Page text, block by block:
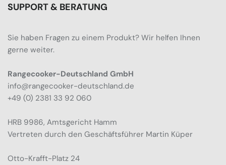
SUPPORT & BERATUNG
Sie haben Fragen zu einem Produkt? Wir helfen Ihnen
gerne weiter.
Rangecooker-Deutschland GmbH
info@rangecooker-deutschland.de
+49 (0) 2381 33 92 060
HRB 9986, Amtsgericht Hamm
Vertreten durch den Geschäftsführer Martin Küper
Otto-Krafft-Platz 24